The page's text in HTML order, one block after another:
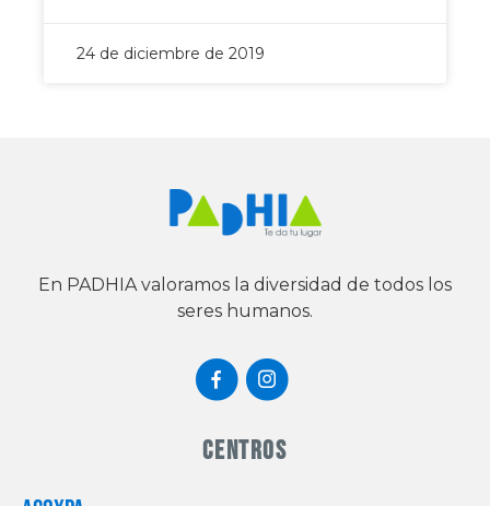
24 de diciembre de 2019
En PADHIA valoramos la diversidad de todos los
seres humanos.
Centros